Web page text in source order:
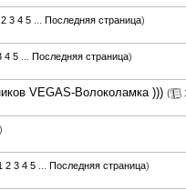
2 3 4 5 Последняя страница)
4 5 Последняя страница)
VEGAS-Волоколамка ))) (
)
2 3 4 5 Последняя страница)